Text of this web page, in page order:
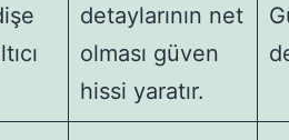
detaylarının net
olması güven
hissi yaratır.